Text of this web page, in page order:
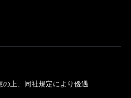
上、同社規定により優遇